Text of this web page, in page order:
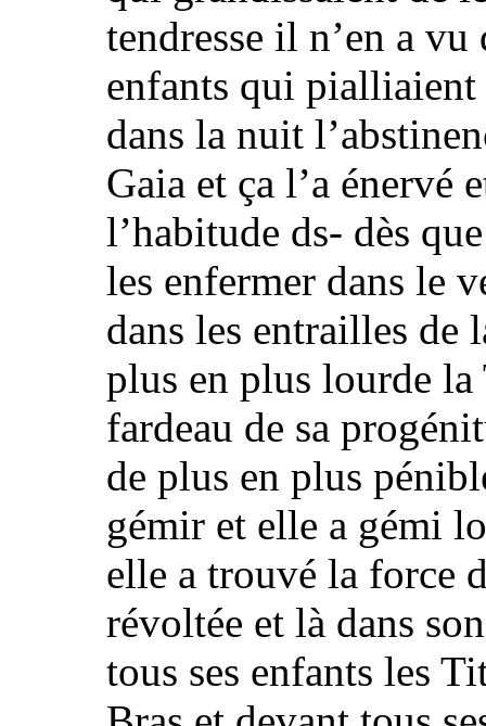
tendresse il n’en a vu
enfants qui pialliaient
dans la nuit
Gaia et ça l’a énervé
l’habitude ds- dès
les enfermer dans le
dans les entrailles de
plus en plus lourde la
fardeau de sa
de plus en plus
gémir et elle a gémi
elle a trouvé la force
révoltée et là dans
tous ses enfants les